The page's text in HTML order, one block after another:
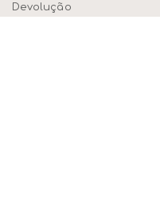
Devolução